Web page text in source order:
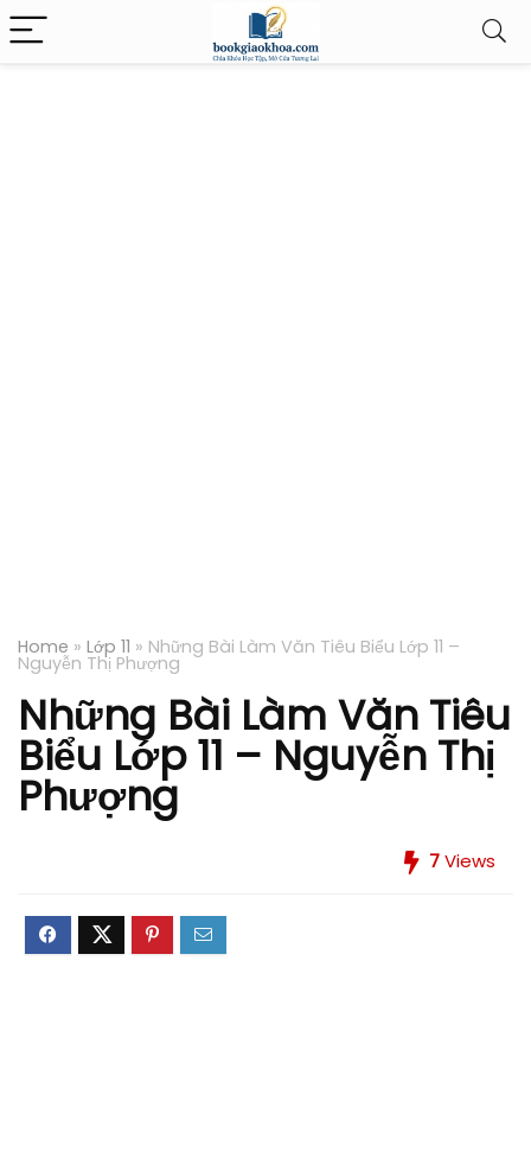
Home » Lớp 11 » Những Bài Làm Văn Tiêu Biểu Lớp 11 –
Nguyễn Thị Phượng
Những Bài Làm Văn Tiêu
Biểu Lớp 11 – Nguyễn Thị
Phượng
7Views